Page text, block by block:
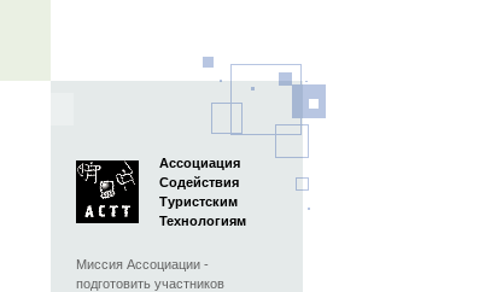
Ассоциация
Содействия
Туристским
Технологиям
Миссия Ассоциации -
подготовить участников